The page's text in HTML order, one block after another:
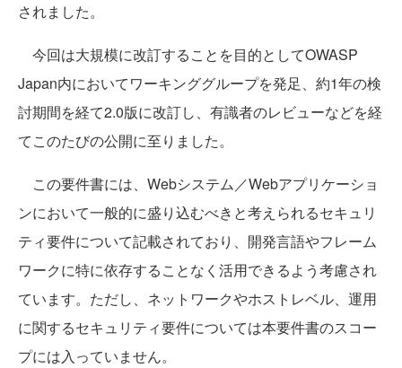
されました。
今回は大規模に改訂することを目的としてOWASP
Japan内においてワーキンググループを発足、約1年の検
討期間を経て2.0版に改訂し、有識者のレビューなどを経
てこのたびの公開に至りました。
この要件書には、Webシステム／Webアプリケーショ
ンにおいて一般的に盛り込むべきと考えられるセキュリ
ティ要件について記載されており、開発言語やフレーム
ワークに特に依存することなく活用できるよう考慮され
ています。ただし、ネットワークやホストレベル、運用
に関するセキュリティ要件については本要件書のスコー
プには入っていません。